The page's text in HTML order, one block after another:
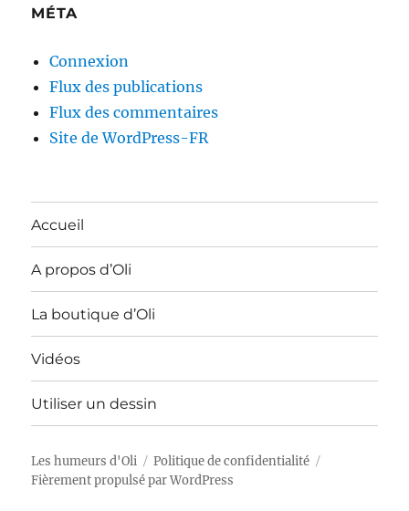
MÉTA
Connexion
Flux des publications
Flux des commentaires
Site de WordPress-FR
Accueil
A propos d’Oli
La boutique d’Oli
Vidéos
Utiliser un dessin
Les humeurs d'Oli
Politique de confidentialité
Fièrement propulsé par WordPress